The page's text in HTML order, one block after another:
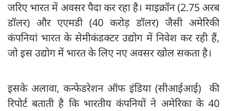
जरिए भारत में अवसर पैदा कर रहा है। माइक्रॉन (2.75 अरब
डॉलर) और एएमडी (40 करोड़ डॉलर) जैसी अमेरिकी
कंपनियां भारत के सेमीकंडक्टर उद्योग में निवेश कर रही हैं,
जो इस उद्योग में भारत के लिए नए अवसर खोल सकता है।
इसके अलावा, कन्फेडरेशन ऑफ इंडिया (सीआईआई) की
रिपोर्ट बताती है कि भारतीय कंपनियों ने अमेरिका के 40